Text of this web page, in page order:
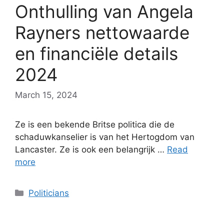
Onthulling van Angela
Rayners nettowaarde
en financiële details
2024
March 15, 2024
Ze is een bekende Britse politica die de
schaduwkanselier is van het Hertogdom van
Lancaster. Ze is ook een belangrijk … Read
more
Categories
Politicians